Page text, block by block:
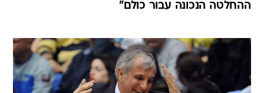
ההחלטה הנכונה עבור כולם"